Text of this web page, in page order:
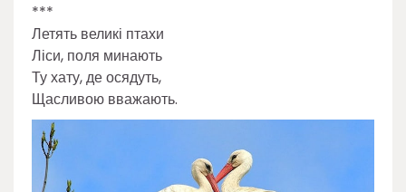
***
Летять великі птахи
Ліси, поля минають
Ту хату, де осядуть,
Щасливою вважають.